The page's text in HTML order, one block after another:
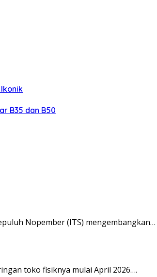
B35 dan B50
Nopember (ITS) mengembangkan…
toko fisiknya mulai April 2026….